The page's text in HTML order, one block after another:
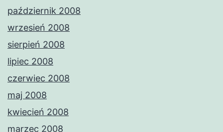
październik 2008
wrzesień 2008
sierpień 2008
lipiec 2008
czerwiec 2008
maj 2008
kwiecień 2008
marzec 2008